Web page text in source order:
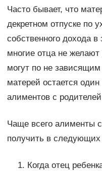
Часто бывает, что
декретном отпуске по
собственного дохода
многие отца не
могут по не
матерей остается
алиментов с
Чаще всего алименты
получить в следующих
Когда отец